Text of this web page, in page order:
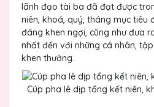
lãnh đạo tài ba đã đạt được
niên, khoá, quý, tháng mục tiêu
đáng khen ngợi, cũng như đưa
nhất đến với những cá nhân,
khen thưởng.
Cúp pha lê dịp tổng kết niên,